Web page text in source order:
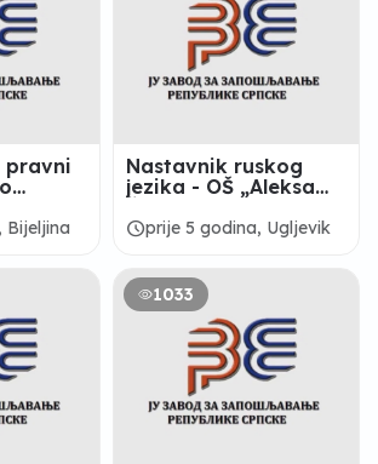
pravni
Bijeljina
Nastavnik ruskog
jezika - OŠ „Aleksa
scheduleprije 5 godina, Ugljevik
1033